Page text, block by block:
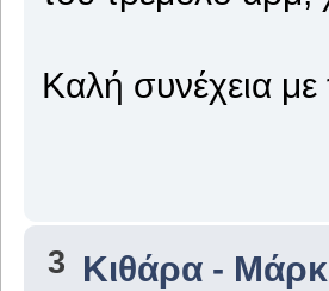
Καλή συνέχεια με
3 Κιθάρα -